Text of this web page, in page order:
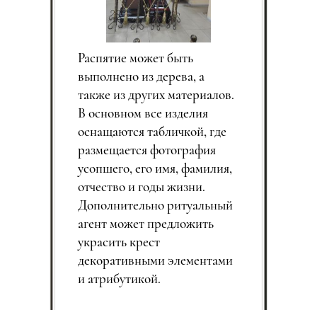
Распятие может быть
выполнено из дерева, а
также из других материалов.
В основном все изделия
оснащаются табличкой, где
размещается фотография
усопшего, его имя, фамилия,
отчество и годы жизни.
Дополнительно ритуальный
агент может предложить
украсить крест
декоративными элементами
и атрибутикой.